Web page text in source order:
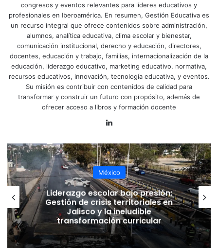
congresos y eventos relevantes para líderes educativos y
profesionales en Iberoamérica. En resumen, Gestión Educativa es
un recurso integral que ofrece contenidos sobre administración,
alumnos, analítica educativa, clima escolar y bienestar,
comunicación institucional, derecho y educación, directores,
docentes, educación y trabajo, familias, internacionalización de la
educación, liderazgo educativo, marketing educativo, normativa,
recursos educativos, innovación, tecnología educativa, y eventos.
Su misión es contribuir con contenidos de calidad para
transformar y construir un futuro con propósito, además de
ofrecer acceso a libros y formación docente
México
Anatomía de la «Dirección
Informada por Datos»: Los
protocolos técnicos que redefinen la
escuela en 2026